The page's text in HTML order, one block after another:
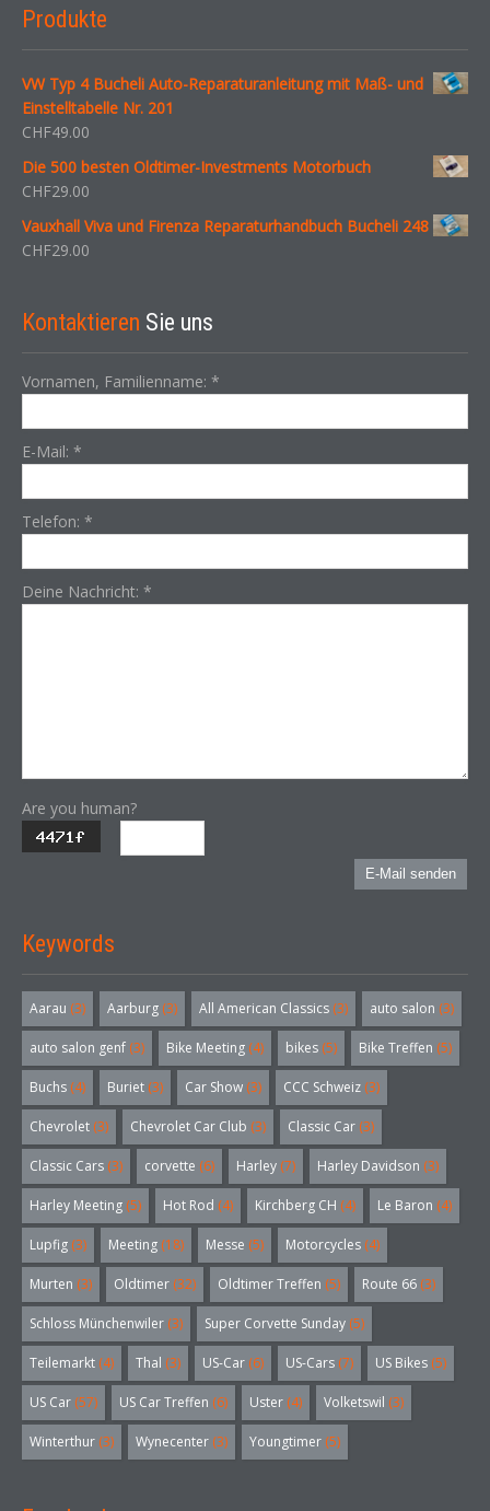
Produkte
VW Typ 4 Bucheli Auto-Reparaturanleitung mit Maß- und
Einstelltabelle Nr. 201
CHF49.00
Die 500 besten Oldtimer-Investments Motorbuch
CHF29.00
Vauxhall Viva und Firenza Reparaturhandbuch Bucheli 248
CHF29.00
Kontaktieren Sie uns
Vornamen, Familienname: *
E-Mail: *
Telefon: *
Deine Nachricht: *
Are you human?
E-Mail senden
Keywords
Aarau (3) Aarburg (3) All American Classics (3) auto salon (3)
auto salon genf (3) Bike Meeting (4) bikes (5) Bike Treffen (5)
Buchs (4) Buriet (3) Car Show (3) CCC Schweiz (3)
Chevrolet (3) Chevrolet Car Club (3) Classic Car (3)
Classic Cars (3) corvette (6) Harley (7) Harley Davidson (3)
Harley Meeting (5) Hot Rod (4) Kirchberg CH (4) Le Baron (4)
Lupfig (3) Meeting (18) Messe (5) Motorcycles (4)
Murten (3) Oldtimer (32) Oldtimer Treffen (5) Route 66 (3)
Schloss Münchenwiler (3) Super Corvette Sunday (5)
Teilemarkt (4) Thal (3) US-Car (6) US-Cars (7) US Bikes (5)
US Car (57) US Car Treffen (6) Uster (4) Volketswil (3)
Winterthur (3) Wynecenter (3) Youngtimer (5)